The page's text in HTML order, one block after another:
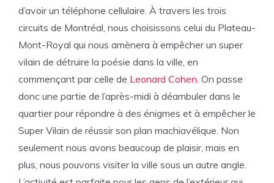
d’avoir un téléphone cellulaire. À travers les trois
circuits de Montréal, nous choisissons celui du Plateau-
Mont-Royal qui nous amènera à empêcher un super
vilain de détruire la poésie dans la ville, en
commençant par celle de Leonard Cohen . On passe
donc une partie de l’après-midi à déambuler dans le
quartier pour répondre à des énigmes et à empêcher le
Super Vilain de réussir son plan machiavélique. Non
seulement nous avons beaucoup de plaisir, mais en
plus, nous pouvons visiter la ville sous un autre angle.